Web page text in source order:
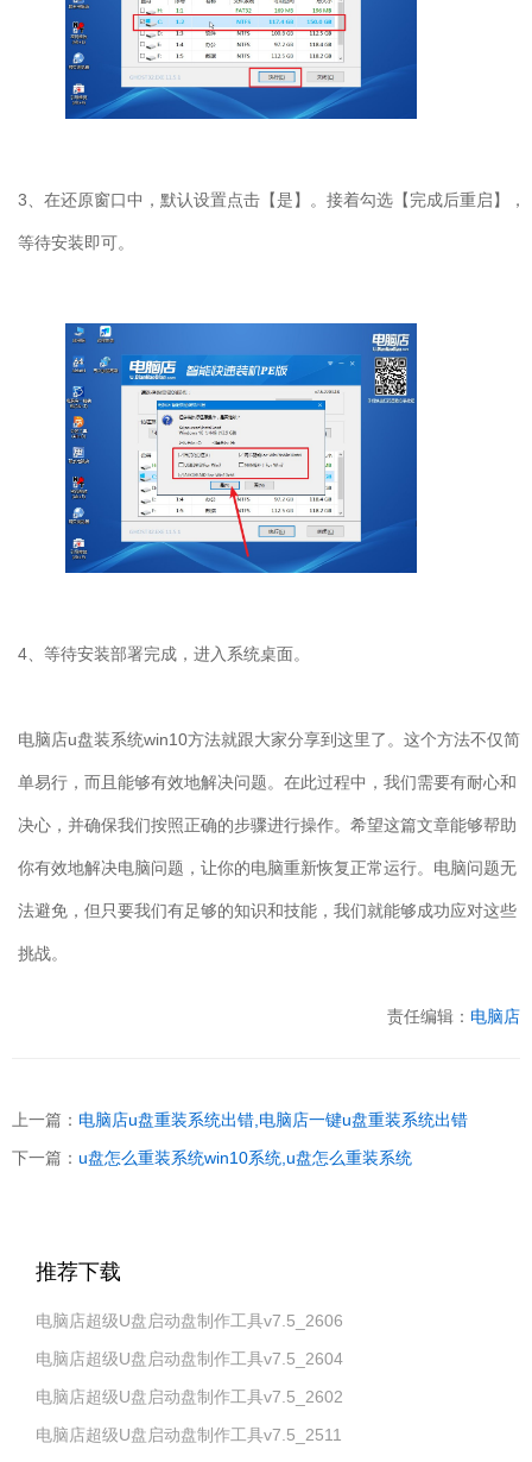
3 、在还原窗口中，默认设置点击【是】。接着勾选【完成后重启】，
等待安装即可。
4 、等待安装部署完成，进入系统桌面。
电脑店u盘装系统win10方法就跟大家分享到这里了。这个方法不仅简
单易行，而且能够有效地解决问题。在此过程中，我们需要有耐心和
决心，并确保我们按照正确的步骤进行操作。希望这篇文章能够帮助
你有效地解决电脑问题，让你的电脑重新恢复正常运行。电脑问题无
法避免，但只要我们有足够的知识和技能，我们就能够成功应对这些
挑战。
责任编辑： 电脑店
上一篇： 电脑店u盘重装系统出错,电脑店一键u盘重装系统出错
下一篇： u盘怎么重装系统win10系统,u盘怎么重装系统
推荐下载
电脑店超级U盘启动盘制作工具v7.5_2606
电脑店超级U盘启动盘制作工具v7.5_2604
电脑店超级U盘启动盘制作工具v7.5_2602
电脑店超级U盘启动盘制作工具v7.5_2511